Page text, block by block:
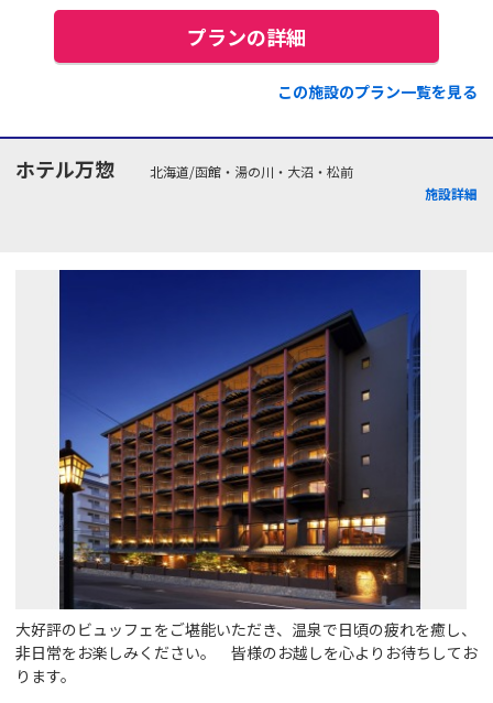
プランの詳細
この施設のプラン一覧を見る
ホテル万惣
北海道/函館・湯の川・大沼・松前
施設詳細
大好評のビュッフェをご堪能いただき、温泉で日頃の疲れを癒し、
非日常をお楽しみください。 皆様のお越しを心よりお待ちしてお
ります。